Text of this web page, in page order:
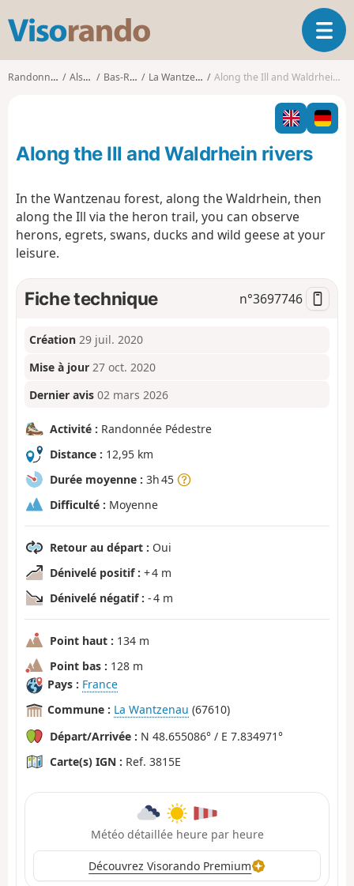
s
o
o
O
u
i
r
l
g
i
o
Randonnées Alsace Bas-Rhin La Wantzenau Along the Ill and Waldrhein rivers
Along the Ill and Waldrhein rivers
In the Wantzenau forest, along the Waldrhein, then
along the Ill via the heron trail, you can observe
herons, egrets, swans, ducks and wild geese at your
leisure.
Fiche technique n°3697746
Création 29 juil. 2020
Mise à jour 27 oct. 2020
Dernier avis 02 mars 2026
Activité : Randonnée Pédestre
Distance : 12,95 km
Durée moyenne : 3h 45
Difficulté : Moyenne
Retour au départ : Oui
Dénivelé positif : + 4 m
Dénivelé négatif : - 4 m
Point haut : 134 m
Point bas : 128 m
Pays : France
Commune : La Wantzenau (67610)
Départ/Arrivée : N 48.655086° / E 7.834971°
Carte(s) IGN : Ref. 3815E
Météo détaillée heure par heure
Découvrez Visorando Premium